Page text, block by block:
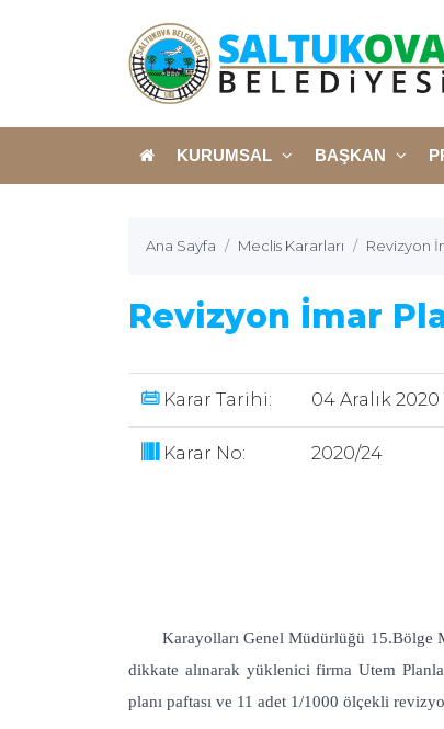
KURUMSAL BAŞKAN
Ana Sayfa Meclis Kararları Revizyon
Revizyon İmar
Karar Tarihi: 04 Aralık 2020
Karar No: 2020/24
Karayolları Genel Müdürlüğü 15.Bölge
dikkate alınarak yüklenici firmaUtem
planı paftası ve 11 adet 1/1000 ölçekli